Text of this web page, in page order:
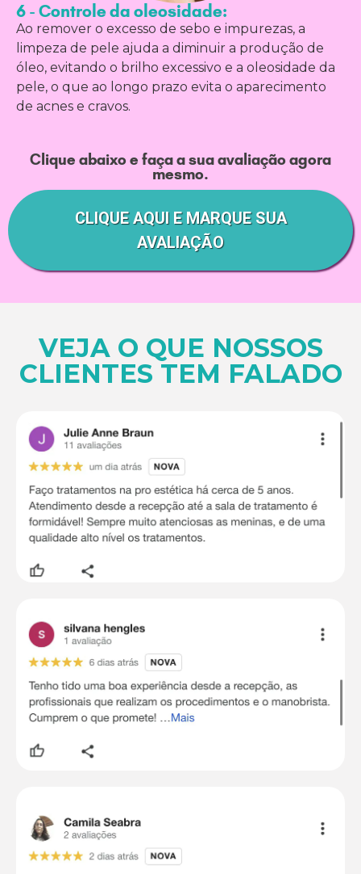
6 - Controle da oleosidade:
Ao remover o excesso de sebo e impurezas, a
limpeza de pele ajuda a diminuir a produção de
óleo, evitando o brilho excessivo e a oleosidade da
pele, o que ao longo prazo evita o aparecimento
de acnes e cravos.
Clique abaixo e faça a sua avaliação agora
mesmo.
CLIQUE AQUI E MARQUE SUA
AVALIAÇÃO
VEJA O QUE NOSSOS
CLIENTES TEM FALADO